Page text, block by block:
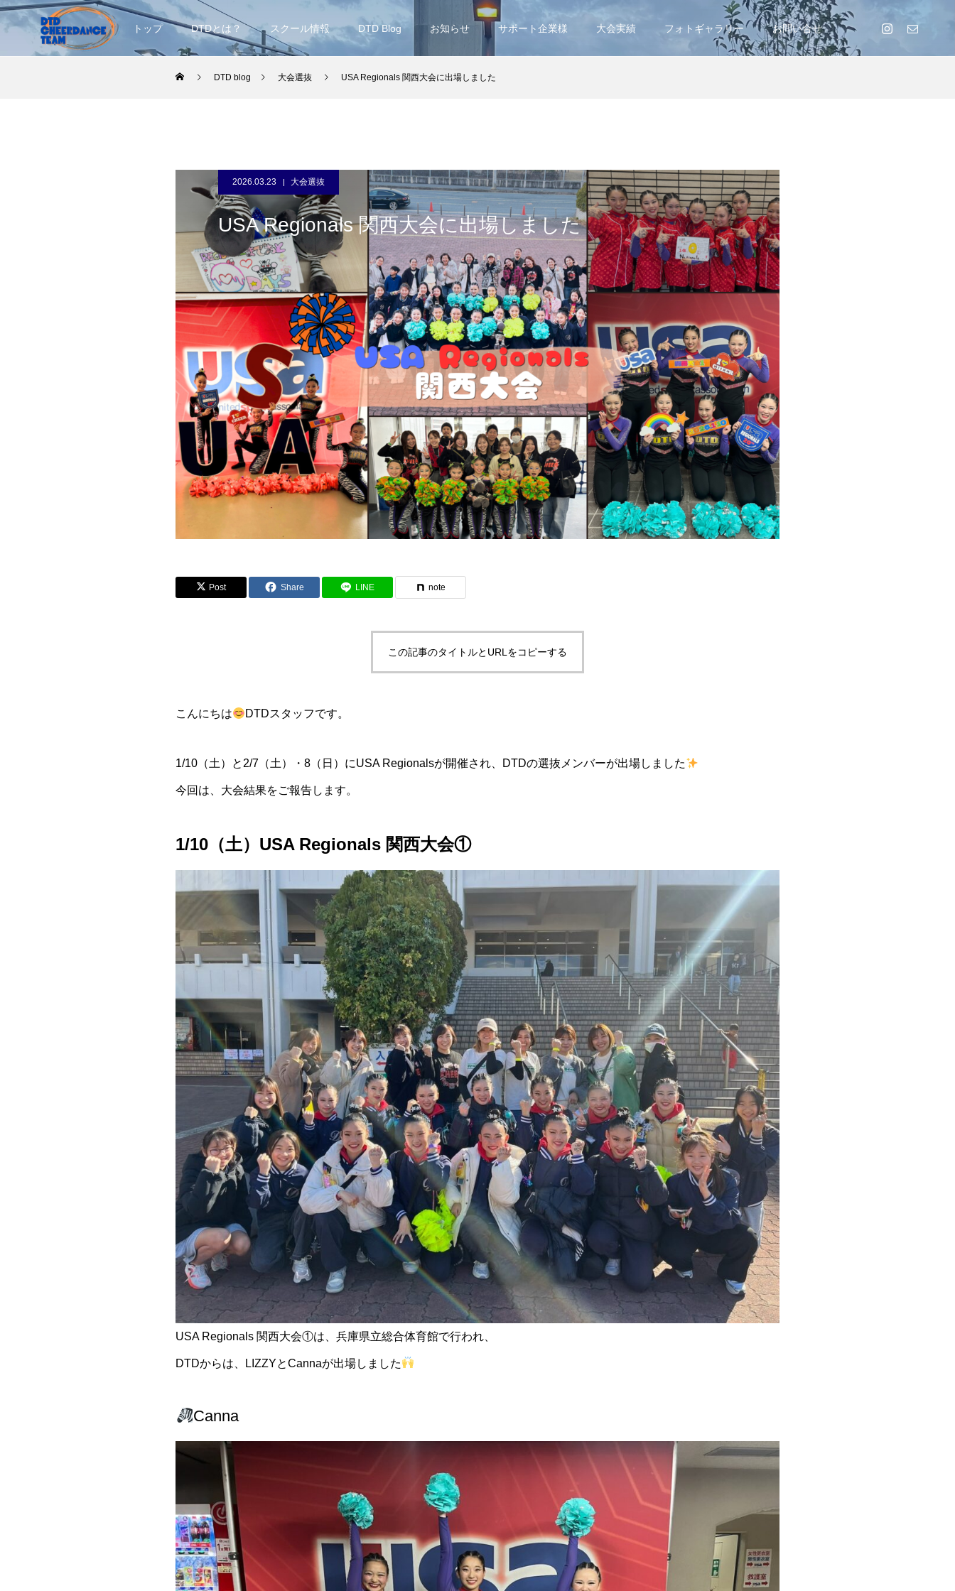
トップ DTDとは？ スクール情報 DTD Blog お知らせ サポート企業様 大会実績 フォトギャラリー お問い合せ
DTD blog 大会選抜 USA Regionals 関西大会に出場しました
2026.03.23 大会選抜
USA Regionals 関西大会に出場しました
Post Share LINE note
この記事のタイトルとURLをコピーする
こんにちは DTDスタッフです。
1/10（土）と2/7（土）・8（日）にUSA Regionalsが開催され、DTDの選抜メンバーが出場しました
今回は、大会結果をご報告します。
1/10（土）USA Regionals 関西大会①
USA Regionals 関西大会①は、兵庫県立総合体育館で行われ、
DTDからは、LIZZYとCannaが出場しました
Canna